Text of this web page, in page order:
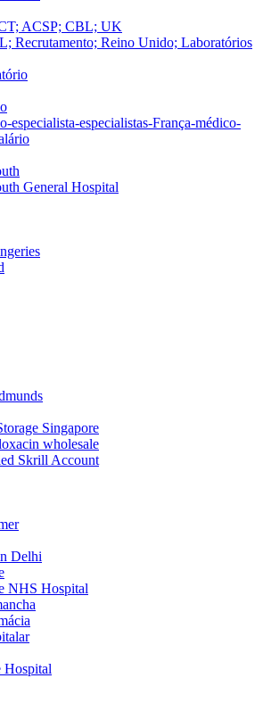
ACSP; CBL; UK
Recrutamento; Reino Unido; Laboratórios
especialista-especialistas-França-médico-
General Hospital
Singapore
wholesale
Skrill Account
Delhi
NHS Hospital
Hospital